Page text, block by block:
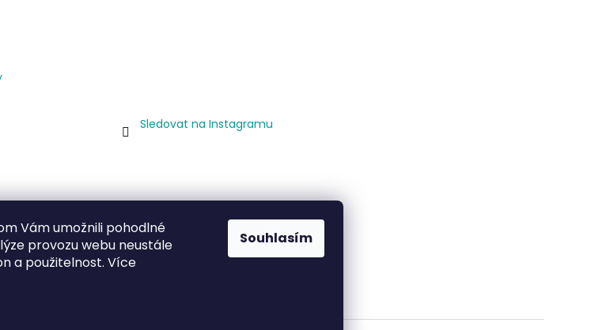
Vám umožnili pohodlné
provozu webu neustále
a použitelnost. Více
Souhlasím
Sledovat na Instagramu